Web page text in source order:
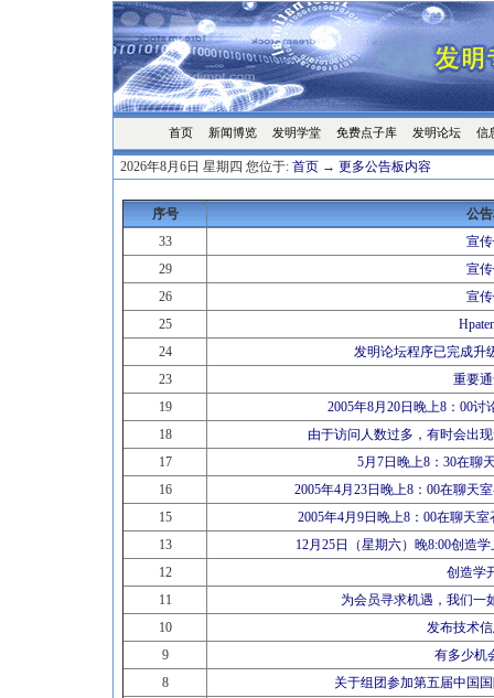
首页 新闻博览 发明学堂 免费点子库 发明论坛 信
2026年8月6日 星期四 您位于: 首页 → 更多公告板内容
序号
公
33
宣
29
宣
26
宣
25
24
发明论坛程序已完成升
23
重要
19
2005年8月20日晚上8：00
18
由于访问人数过多，有时会出
17
5月7日晚上8：30在聊
16
2005年4月23日晚上8：00在聊天
15
2005年4月9日晚上8：00在聊天
13
12月25日（星期六）晚8:00创造
12
创造学
11
为会员寻求机遇，我们一
10
发布技术
9
有多少机
8
关于组团参加第五届中国